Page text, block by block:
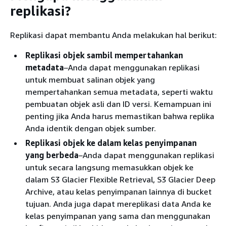
replikasi?
Replikasi dapat membantu Anda melakukan hal berikut:
Replikasi objek sambil mempertahankan
metadata–Anda dapat menggunakan replikasi
untuk membuat salinan objek yang
mempertahankan semua metadata, seperti waktu
pembuatan objek asli dan ID versi. Kemampuan ini
penting jika Anda harus memastikan bahwa replika
Anda identik dengan objek sumber.
Replikasi objek ke dalam kelas penyimpanan
yang berbeda–Anda dapat menggunakan replikasi
untuk secara langsung memasukkan objek ke
dalam S3 Glacier Flexible Retrieval, S3 Glacier Deep
Archive, atau kelas penyimpanan lainnya di bucket
tujuan. Anda juga dapat mereplikasi data Anda ke
kelas penyimpanan yang sama dan menggunakan